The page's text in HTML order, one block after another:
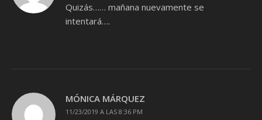
Quizás…… mañana nuevamente se
intentará….
MÓNICA MÁRQUEZ
11/23/2019 A LAS 8:36 PM